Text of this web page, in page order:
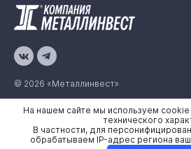
© 2026 «Металлинвест»
Политика конфиденциальности
Карта сайта
На нашем сайте мы используем
технического
В частности, для
обрабатываем IP-адрес региона